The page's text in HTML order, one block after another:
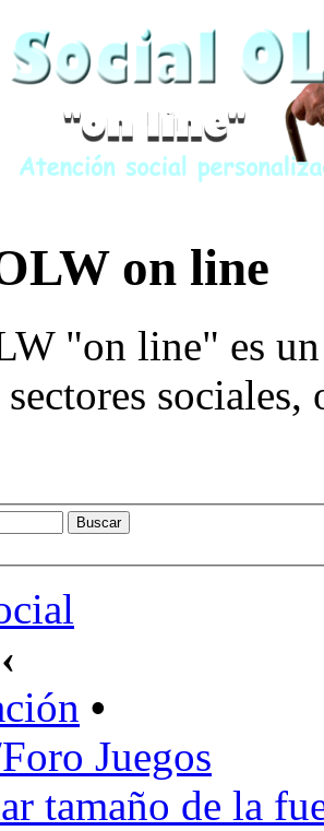
on line
"on line" es
sociales,
‹
•
Juegos
tamaño de la